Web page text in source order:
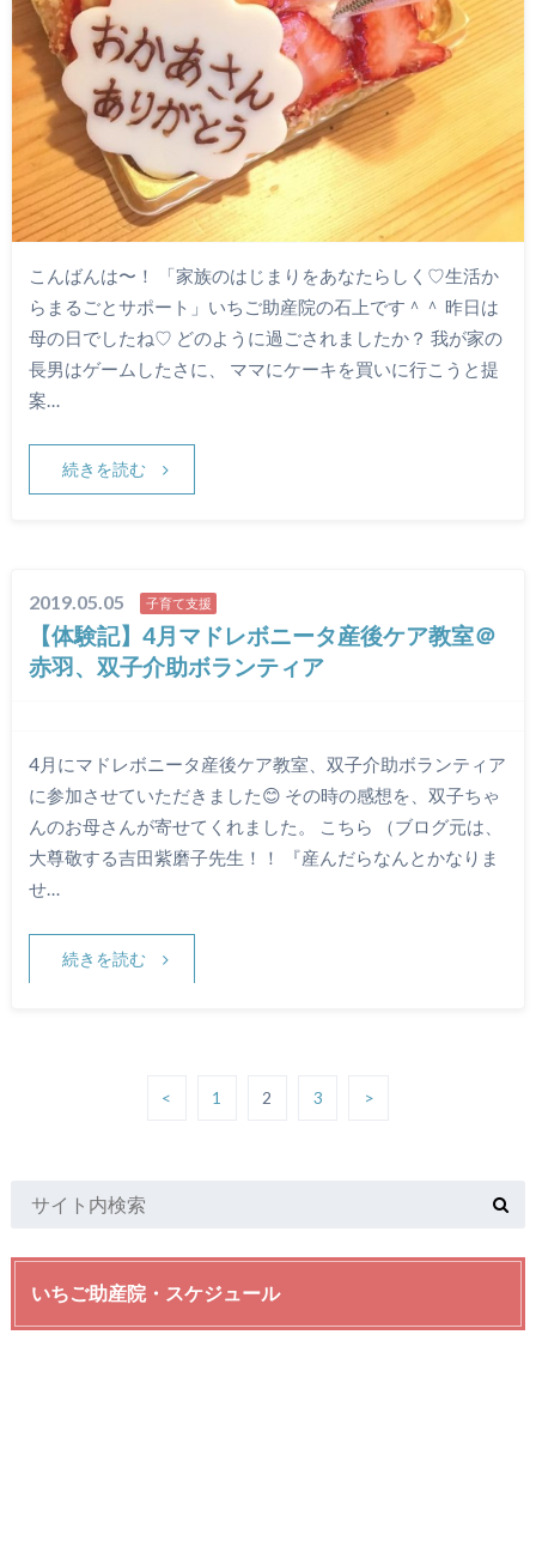
こんばんは〜！ 「家族のはじまりをあなたらしく♡生活か
らまるごとサポート」いちご助産院の石上です＾＾ 昨日は
母の日でしたね♡ どのように過ごされましたか？ 我が家の
長男はゲームしたさに、 ママにケーキを買いに行こうと提
案…
続きを読む
2019.05.05 子育て支援
【体験記】4月マドレボニータ産後ケア教室＠
赤羽、双子介助ボランティア
4月にマドレボニータ産後ケア教室、双子介助ボランティア
に参加させていただきました😊 その時の感想を、双子ちゃ
んのお母さんが寄せてくれました。 こちら （ブログ元は、
大尊敬する吉田紫磨子先生！！ 『産んだらなんとかなりま
せ…
続きを読む
< 1 2 3 >
いちご助産院・スケジュール